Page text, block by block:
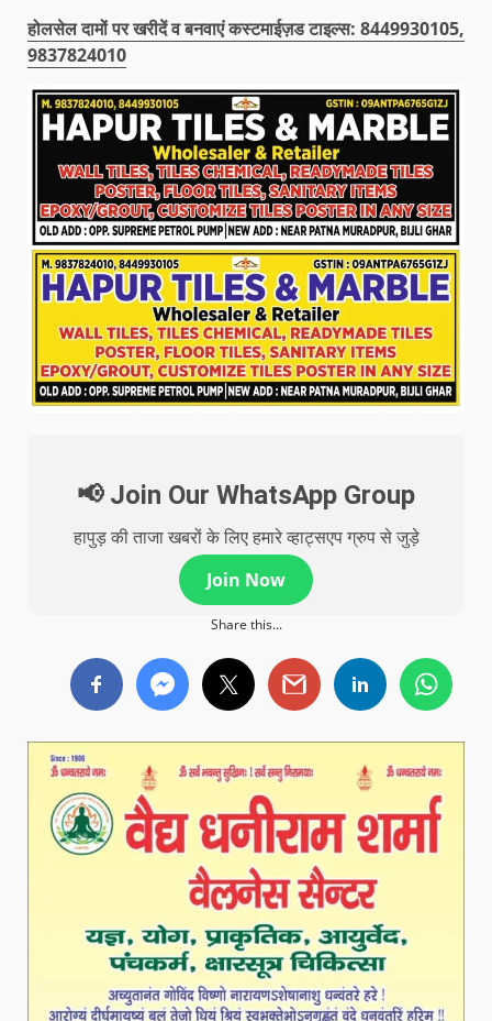
होलसेल दामों पर खरीदें व बनवाएं कस्टमाईज़ड टाइल्स: 8449930105,
9837824010
📢 Join Our WhatsApp Group
हापुड़ की ताजा खबरों के लिए हमारे व्हाट्सएप ग्रुप से जुड़े
Join Now
Share this...